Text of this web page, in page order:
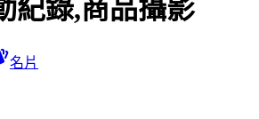
紀錄,商品攝影
名片